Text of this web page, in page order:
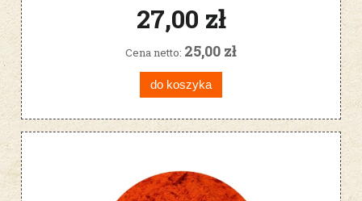
27,00 zł
Cena netto: 25,00 zł
do koszyka